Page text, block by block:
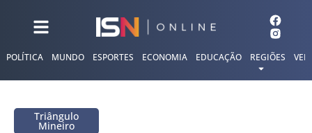
POLÍTICA MUNDO ESPORTES ECONOMIA EDUCAÇÃO REGIÕES
Triângulo
Mineiro